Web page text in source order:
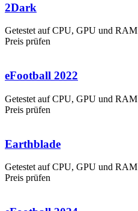
2Dark
Getestet auf CPU, GPU und RAM
Preis prüfen
eFootball 2022
Getestet auf CPU, GPU und RAM
Preis prüfen
Earthblade
Getestet auf CPU, GPU und RAM
Preis prüfen